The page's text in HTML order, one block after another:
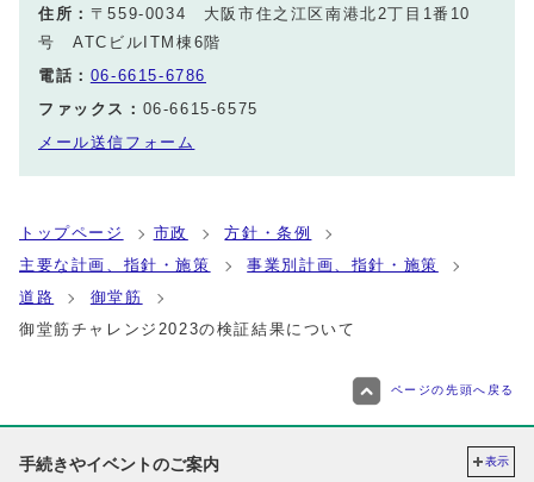
住所： 〒559-0034 大阪市住之江区南港北2丁目1番10
号 ATCビルITM棟6階
電話： 06-6615-6786
ファックス： 06-6615-6575
メール送信フォーム
トップページ 市政
方針・条例
主要な計画、指針・施策
事業別計画、指針・施策
道路
御堂筋
御堂筋チャレンジ2023の検証結果について
ページの先頭へ戻る
手続きやイベントのご案内 表示